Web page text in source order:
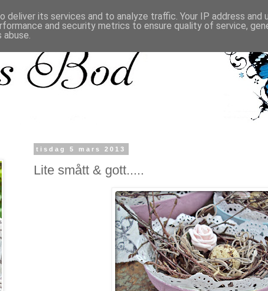
tisdag 5 mars 2013
Lite smått & gott.....
deliver its services and to analyze traffic. Your IP address and
and security metrics to ensure quality of service,